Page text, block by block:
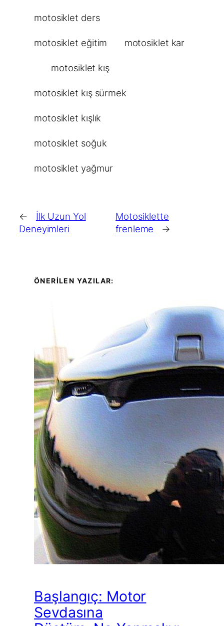
motosiklet ders
motosiklet eğitim motosiklet kar
motosiklet kış
motosiklet kış sürmek
motosiklet kışlık
motosiklet soğuk
motosiklet yağmur
←
İlk Uzun Yol
Deneyimleri
Motosiklette
frenleme
→
ÖNERİLEN YAZILAR:
Başlangıç: Motor
Sevdasına